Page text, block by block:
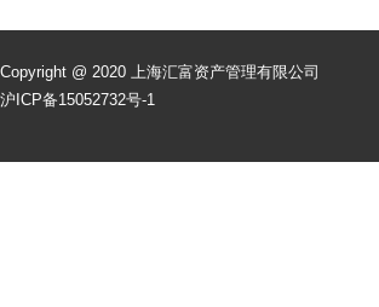
Copyright @ 2020 上海汇富资产管理有限公司
沪ICP备15052732号-1